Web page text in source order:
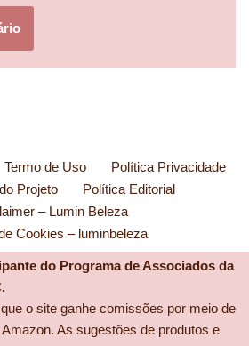
Termo de Uso
Política Privacidade
Projeto
Política Editorial
– Lumin Beleza
Cookies – luminbeleza
do Programa de Associados da
o site ganhe comissões por meio de
As sugestões de produtos e